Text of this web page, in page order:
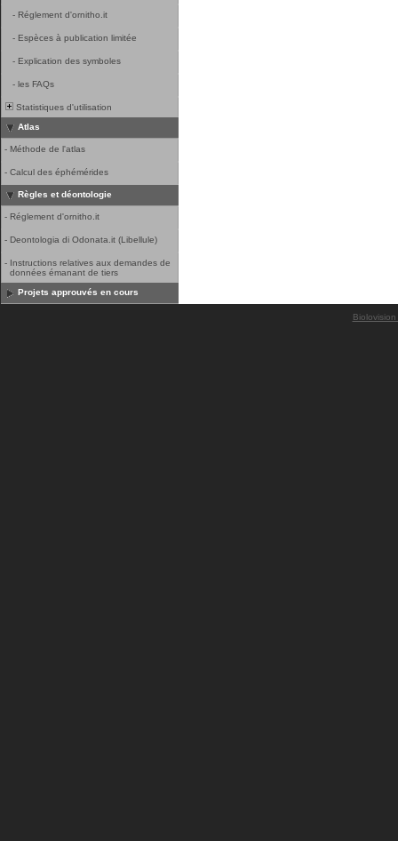
- Réglement d'ornitho.it
- Espèces à publication limitée
- Explication des symboles
- les FAQs
Statistiques d'utilisation
Atlas
- Méthode de l'atlas
- Calcul des éphémérides
Règles et déontologie
- Réglement d'ornitho.it
- Deontologia di Odonata.it (Libellule)
- Instructions relatives aux demandes de
données émanant de tiers
Projets approuvés en cours
Biolovision